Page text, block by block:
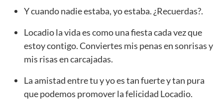
Y cuando nadie estaba, yo estaba. ¿Recuerdas?.
Locadio la vida es como una fiesta cada vez que
estoy contigo. Conviertes mis penas en sonrisas y
mis risas en carcajadas.
La amistad entre tu y yo es tan fuerte y tan pura
que podemos promover la felicidad Locadio.